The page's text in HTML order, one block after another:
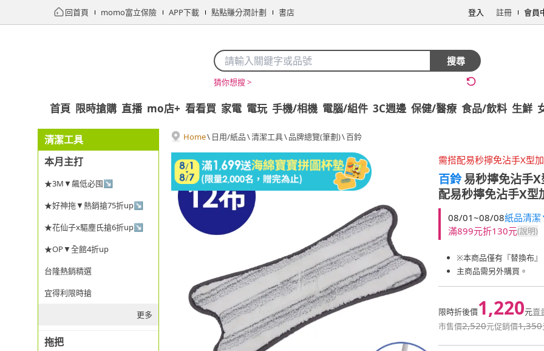
回首頁 momo富立保險 APP下載 點點賺分潤計劃 書店 登入 註冊 會員
搜尋
猜你想搜 >
首頁 限時搶購 直播 mo店+ 看看買 家電 電玩 手機/相機 電腦/組件 3C週邊 保健/醫療 食品/飲料 生鮮
清潔工具
本月主打
★3M▼飆低必囤↘
★好神拖▼熱銷搶75折up↘
★花仙子x驅塵氏搶6折up↘
★OP▼全館4折up
台隆熱銷精選
宜得利限時搶
更多
拖把
Home\ 日用/紙品\清潔工具\品牌總覽(筆劃)\百鈴
需搭配易秒擰免沾手X型
百鈴易秒擰免沾手
配易秒擰免沾手X型
08/01~08/08紙品清
滿899元折130元(說明)
※本商品僅有『替換布』
主商品需另外購買。
限時折後價1,220元賣
市售價2,520元促銷價1,350